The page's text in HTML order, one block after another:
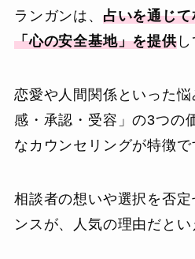
ランガンは、 占いを通じ
「心の安全基地」を提供し
恋愛や人間関係といった
感・承認・受容」の3つの
なカウンセリングが特徴で
相談者の想いや選択を否
ンスが、人気の理由だとい